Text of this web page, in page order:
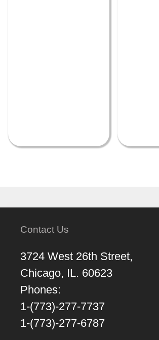
Contact Us
3724 West 26th Street,
Chicago, IL. 60623
Phones:
1-(773)-277-7737
1-(773)-277-6787